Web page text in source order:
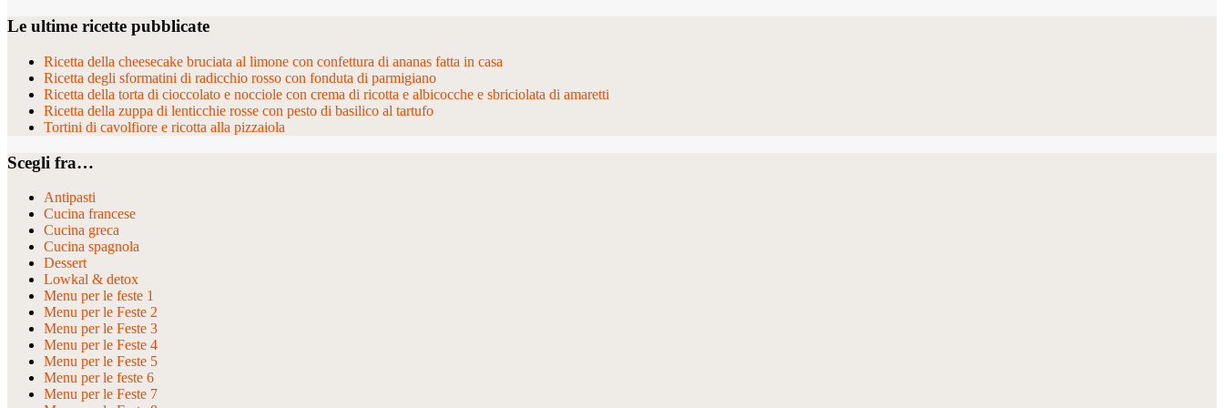
Le ultime ricette pubblicate
Ricetta della cheesecake bruciata al limone con confettura di ananas fatta in casa
Ricetta degli sformatini di radicchio rosso con fonduta di parmigiano
Ricetta della torta di cioccolato e nocciole con crema di ricotta e albicocche e sbriciolata di amaretti
Ricetta della zuppa di lenticchie rosse con pesto di basilico al tartufo
Tortini di cavolfiore e ricotta alla pizzaiola
Scegli fra…
Antipasti
Cucina francese
Cucina greca
Cucina spagnola
Dessert
Lowkal & detox
Menu per le feste 1
Menu per le Feste 2
Menu per le Feste 3
Menu per le Feste 4
Menu per le Feste 5
Menu per le feste 6
Menu per le Feste 7